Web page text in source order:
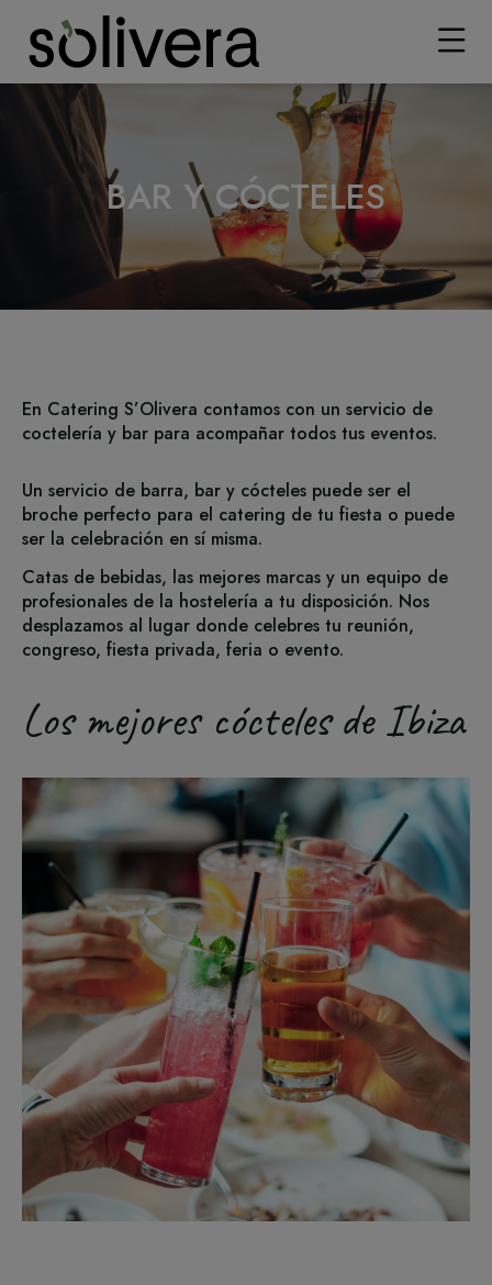
BAR Y CÓCTELES
En Catering S’Olivera contamos con un servicio de
coctelería y bar para acompañar todos tus eventos.
Un servicio de barra, bar y cócteles puede ser el
broche perfecto para el catering de tu fiesta o puede
ser la celebración en sí misma.
Catas de bebidas, las mejores marcas y un equipo de
profesionales de la hostelería a tu disposición. Nos
desplazamos al lugar donde celebres tu reunión,
congreso, fiesta privada, feria o evento.
Los mejores cócteles de Ibiza